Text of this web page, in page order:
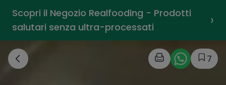
Scopri il Negozio Realfooding - Prodotti
salutari senza ultra-processati
›
7